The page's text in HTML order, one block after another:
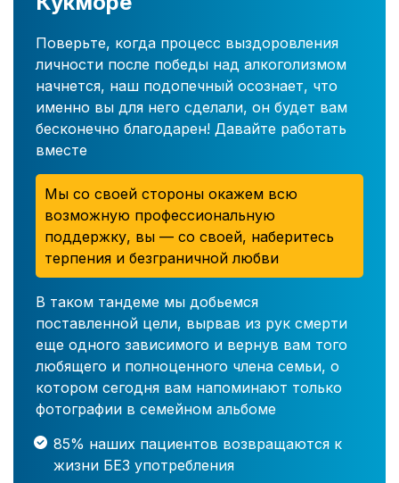
Поверьте, когда процесс выздоровления
личности после победы над алкоголизмом
начнется, наш подопечный осознает, что
именно вы для него сделали, он будет вам
бесконечно благодарен! Давайте работать
вместе
Мы со своей стороны окажем всю
возможную профессиональную
поддержку, вы — со своей, наберитесь
терпения и безграничной любви
В таком тандеме мы добьемся
поставленной цели, вырвав из рук смерти
еще одного зависимого и вернув вам того
любящего и полноценного члена семьи, о
котором сегодня вам напоминают только
фотографии в семейном альбоме
85% наших пациентов возвращаются к
жизни БЕЗ употребления